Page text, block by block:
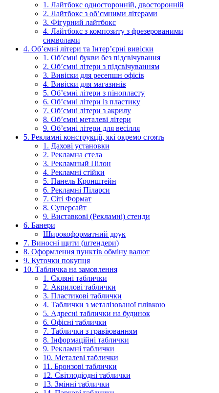
1. Лайтбокс односторонній, двосторонній
2. Лайтбокс з об’ємними літерами
3. Фігурний лайтбокс
4. Лайтбокс з композиту з фрезерованими
символами
4. Об’ємні літери та Інтер’єрні вивіски
1. Об’ємні букви без підсвічування
2. Об’ємні літери з підсвічуванням
3. Вивіски для ресепшн офісів
4. Вивіски для магазинів
5. Об’ємні літери з пінопласту
6. Об’ємні літери із пластику
7. Об’ємні літери з акрилу
8. Об’ємні металеві літери
9. Об’ємні літери для весілля
5. Рекламні конструкції, які окремо стоять
1. Дахові установки
2. Рекламна стела
3. Рекламный Пілон
4. Рекламні стійки
5. Панель Кронштейн
6. Рекламні Піларси
7. Сіті Формат
8. Суперсайт
9. Виставкові (Рекламні) стенди
6. Банери
Широкоформатний друк
7. Виносні щити (штендери)
8. Оформлення пунктів обміну валют
9. Куточки покупця
10. Табличка на замовлення
1. Скляні таблички
2. Акрилові таблички
3. Пластикові таблички
4. Таблички з металізованої плівкою
5. Адресні таблички на будинок
6. Офісні таблички
7. Таблички з гравіюванням
8. Інформаційні таблички
9. Рекламні таблички
10. Металеві таблички
11. Бронзові таблички
12. Світлодіодні таблички
13. Змінні таблички